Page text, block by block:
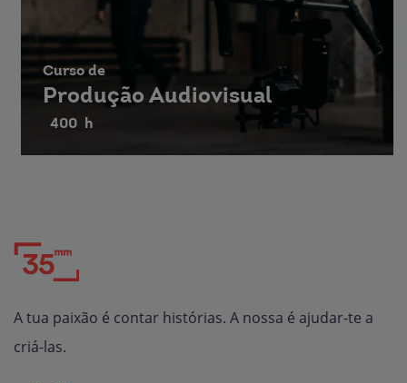
Curso de
Produção Audiovisual
400 h
A tua paixão é contar histórias. A nossa é ajudar-te a
criá-las.